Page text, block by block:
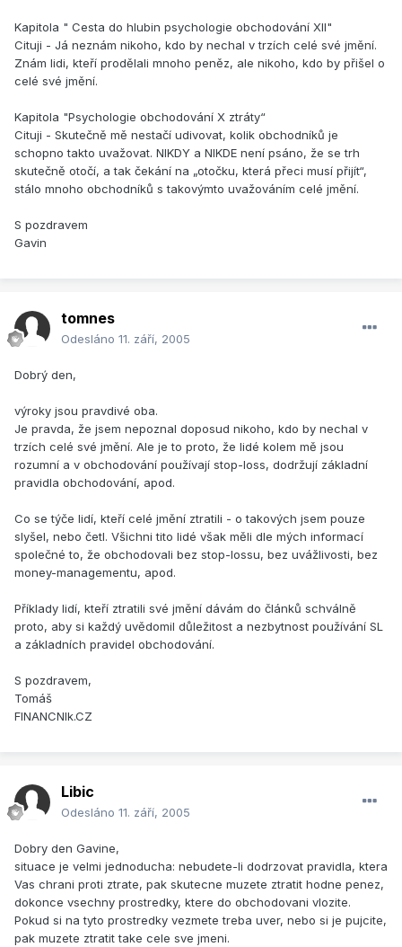
Kapitola " Cesta do hlubin psychologie obchodování XII"
Cituji - Já neznám nikoho, kdo by nechal v trzích celé své jmění.
Znám lidi, kteří prodělali mnoho peněz, ale nikoho, kdo by přišel o
celé své jmění.
Kapitola "Psychologie obchodování X ztráty“
Cituji - Skutečně mě nestačí udivovat, kolik obchodníků je
schopno takto uvažovat. NIKDY a NIKDE není psáno, že se trh
skutečně otočí, a tak čekání na „otočku, která přeci musí přijít“,
stálo mnoho obchodníků s takovýmto uvažováním celé jmění.
S pozdravem
Gavin
tomnes
Odesláno 11. září, 2005
Dobrý den,
výroky jsou pravdivé oba.
Je pravda, že jsem nepoznal doposud nikoho, kdo by nechal v
trzích celé své jmění. Ale je to proto, že lidé kolem mě jsou
rozumní a v obchodování používají stop-loss, dodržují základní
pravidla obchodování, apod.
Co se týče lidí, kteří celé jmění ztratili - o takových jsem pouze
slyšel, nebo četl. Všichni tito lidé však měli dle mých informací
společné to, že obchodovali bez stop-lossu, bez uvážlivosti, bez
money-managementu, apod.
Příklady lidí, kteří ztratili své jmění dávám do článků schválně
proto, aby si každý uvědomil důležitost a nezbytnost používání SL
a základních pravidel obchodování.
S pozdravem,
Tomáš
FINANCNIk.CZ
Libic
Odesláno 11. září, 2005
Dobry den Gavine,
situace je velmi jednoducha: nebudete-li dodrzovat pravidla, ktera
Vas chrani proti ztrate, pak skutecne muzete ztratit hodne penez,
dokonce vsechny prostredky, ktere do obchodovani vlozite.
Pokud si na tyto prostredky vezmete treba uver, nebo si je pujcite,
pak muzete ztratit take cele sve jmeni.